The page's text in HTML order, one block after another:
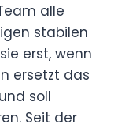
alle
stabilen
erst, wenn
ersetzt das
soll
Seit der